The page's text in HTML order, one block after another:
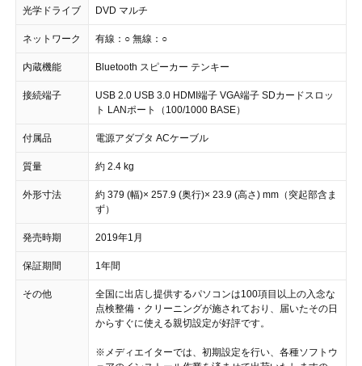
光学ドライブ DVD マルチ
ネットワーク 有線：○ 無線：○
内蔵機能 Bluetooth スピーカー テンキー
接続端子
USB 2.0 USB 3.0 HDMI端子 VGA端子 SDカードスロッ
ト LANポート（100/1000 BASE）
付属品 電源アダプタ ACケーブル
質量 約 2.4 kg
外形寸法
約 379 (幅)× 257.9 (奥行)× 23.9 (高さ) mm（突起部含ま
ず）
発売時期 2019年1月
保証期間 1年間
その他
全国に出店し提供するパソコンは100項目以上の入念な
点検整備・クリーニングが施されており、届いたその日
からすぐに使える親切設定が好評です。
※メディエイターでは、初期設定を行い、各種ソフトウ